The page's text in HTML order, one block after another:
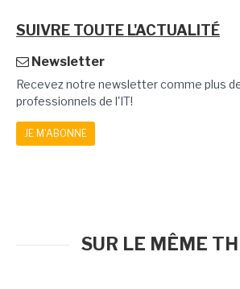
SUIVRE TOUTE L'ACTUALITÉ
Newsletter
Recevez notre newsletter comme plus
professionnels de l'IT!
JE M'ABONNE
SUR LE MÊME